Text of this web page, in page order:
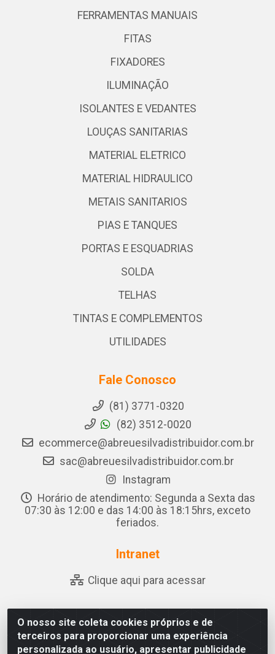
O nosso site coleta cookies próprios e de
terceiros para proporcionar uma experiência
personalizada ao usuário, apresentar publicidade
FERRAMENTAS MANUAIS
FITAS
FIXADORES
ILUMINAÇÃO
ISOLANTES E VEDANTES
LOUÇAS SANITARIAS
MATERIAL ELETRICO
MATERIAL HIDRAULICO
METAIS SANITARIOS
PIAS E TANQUES
PORTAS E ESQUADRIAS
SOLDA
TELHAS
TINTAS E COMPLEMENTOS
UTILIDADES
Fale Conosco
(81) 3771-0320
(82) 3512-0020
ecommerce@abreuesilvadistribuidor.com.br
sac@abreuesilvadistribuidor.com.br
Instagram
Horário de atendimento: Segunda a Sexta das
07:30 às 12:00 e das 14:00 às 18:15hrs, exceto
feriados.
Intranet
Clique aqui para acessar
Abreu & Silva - Rua Padre Jose de Souza Leite, 265 -
Ariado, Olho D'Água das Flores/AL - CEP 57.442-000 -